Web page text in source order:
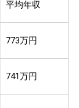
平均年収
773万円
741万円